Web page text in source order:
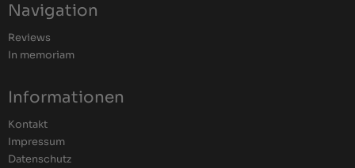
Navigation
Reviews
In memoriam
Informationen
Kontakt
Impressum
Datenschutz